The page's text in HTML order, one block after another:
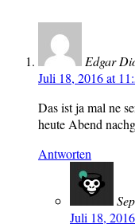
Edgar
Juli 18, 2016 at
Das ist ja mal ne
heute Abend
Antworten
Juli 18,